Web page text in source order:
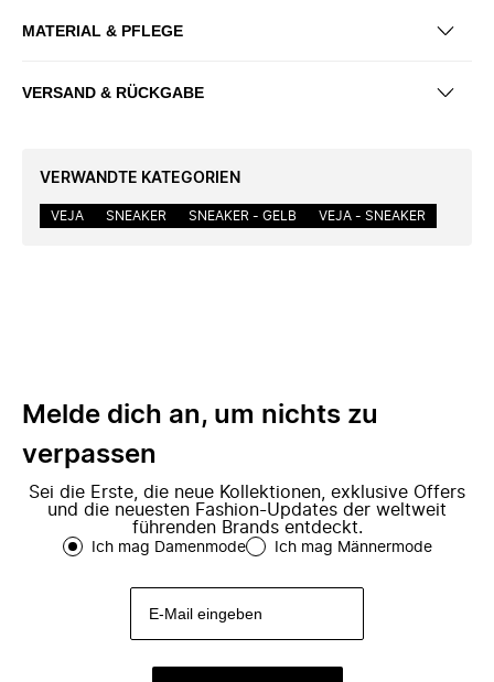
MATERIAL & PFLEGE
VERSAND & RÜCKGABE
VERWANDTE KATEGORIEN
VEJA SNEAKER SNEAKER - GELB VEJA - SNEAKER
Melde dich an, um nichts zu
verpassen
Sei die Erste, die neue Kollektionen, exklusive Offers
und die neuesten Fashion-Updates der weltweit
führenden Brands entdeckt.
Ich mag Damenmode Ich mag Männermode